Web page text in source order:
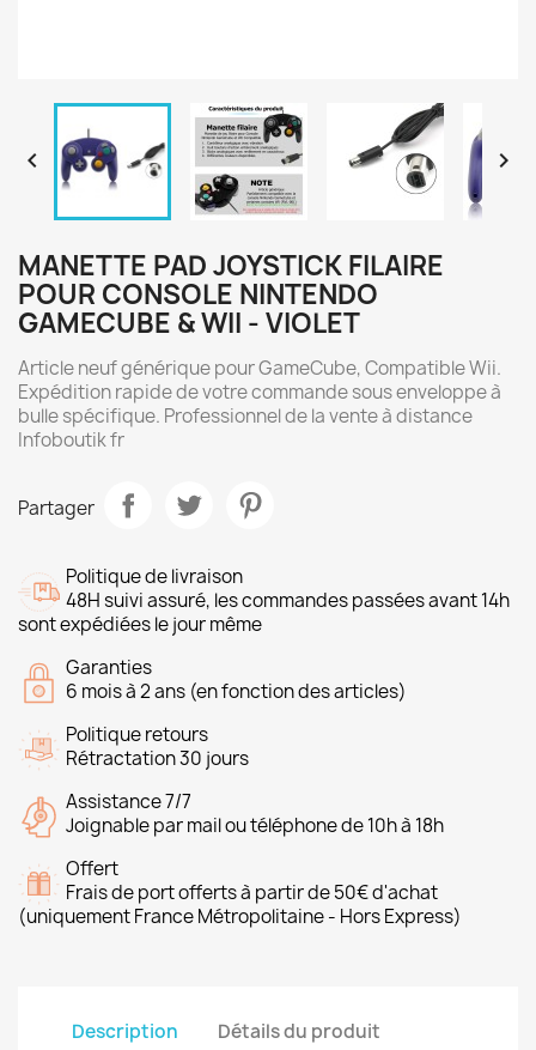
 
MANETTE PAD JOYSTICK FILAIRE
POUR CONSOLE NINTENDO
GAMECUBE & WII - VIOLET
Article neuf générique pour GameCube, Compatible Wii.
Expédition rapide de votre commande sous enveloppe à
bulle spécifique. Professionnel de la vente à distance
Infoboutik fr
Partager
Politique de livraison
48H suivi assuré, les commandes passées avant 14h
sont expédiées le jour même
Garanties
6 mois à 2 ans (en fonction des articles)
Politique retours
Rétractation 30 jours
Assistance 7/7
Joignable par mail ou téléphone de 10h à 18h
Offert
Frais de port offerts à partir de 50€ d'achat
(uniquement France Métropolitaine - Hors Express)
Description Détails du produit